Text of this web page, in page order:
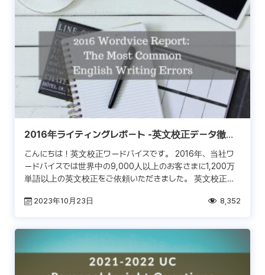
2016年ライティングレポート -英文校正データ徹底
分析-
こんにちは！英文校正ワードバイスです。 2016年、当社ワ
ードバイスでは世界中の9,000人以上のお客さまに1,200万
単語以上の英文校正をご依頼いただきました。 英文校正ワ
2023年10月23日 8,352